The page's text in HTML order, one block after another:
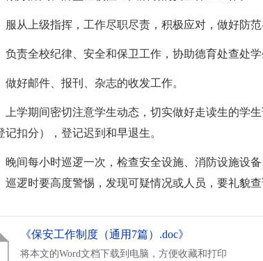
服从上级指挥，工作尽职尽责，积极应对，做好防
负责全校纪律、安全和保卫工作，协助德育处查处学
做好邮件、报刊、杂志的收发工作。
上学期间密切注意学生动态，切实做好走读生的学
记扣分），登记迟到和早退生。
晚间每小时巡逻一次，检查安全设施、消防设施设
巡逻时要高度警惕，发现可疑情况或人员，要礼貌
《保安工作制度（通用7篇）.doc》
将本文的Word文档下载到电脑，方便收藏和打印